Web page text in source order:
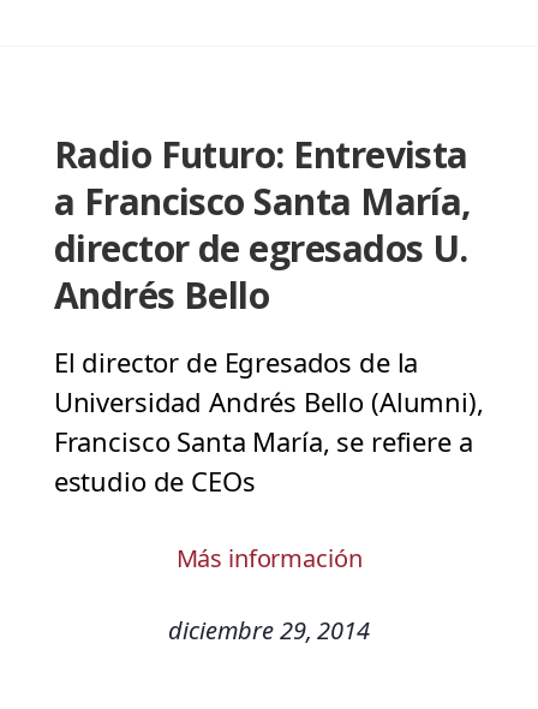
Radio Futuro: Entrevista
a Francisco Santa María,
director de egresados U.
Andrés Bello
El director de Egresados de la
Universidad Andrés Bello (Alumni),
Francisco Santa María, se refiere a
estudio de CEOs
Más información
diciembre 29, 2014